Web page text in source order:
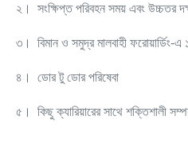
২। সংক্ষিপ্ত পরিবহন সময় এবং উচ্চতর
৩। বিমান ও সমুদ্র মালবাহী ফরোয়ার্ডিং-এ
৪। ডোর টু ডোর পরিষেবা
৫। কিছু ক্যারিয়ারের সাথে শক্তিশালী